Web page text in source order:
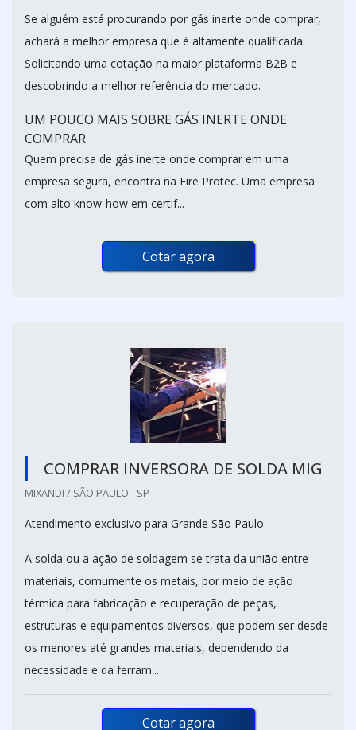
Se alguém está procurando por gás inerte onde comprar,
achará a melhor empresa que é altamente qualificada.
Solicitando uma cotação na maior plataforma B2B e
descobrindo a melhor referência do mercado.
UM POUCO MAIS SOBRE GÁS INERTE ONDE
COMPRAR
Quem precisa de gás inerte onde comprar em uma
empresa segura, encontra na Fire Protec. Uma empresa
com alto know-how em certif...
Cotar agora
COMPRAR INVERSORA DE SOLDA MIG
MIXANDI / SÃO PAULO - SP
Atendimento exclusivo para Grande São Paulo
A solda ou a ação de soldagem se trata da união entre
materiais, comumente os metais, por meio de ação
térmica para fabricação e recuperação de peças,
estruturas e equipamentos diversos, que podem ser desde
os menores até grandes materiais, dependendo da
necessidade e da ferram...
Cotar agora